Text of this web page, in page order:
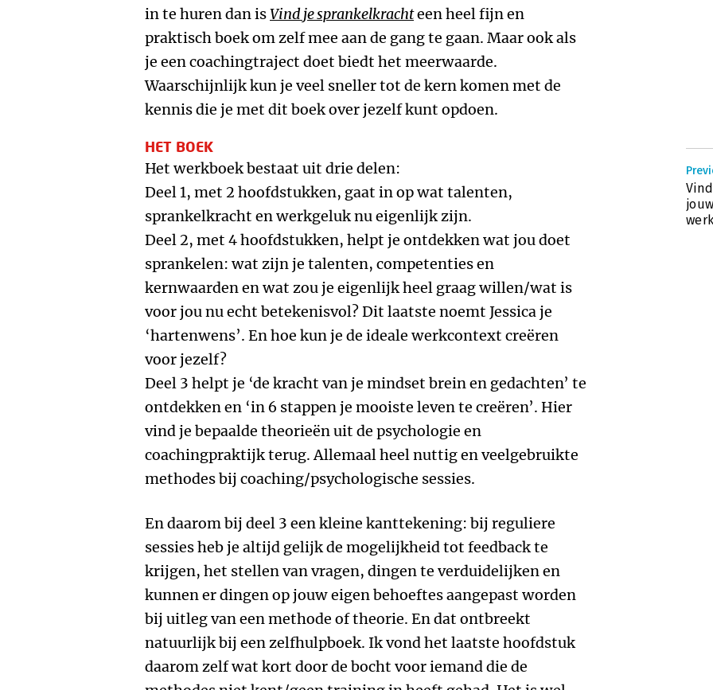
in te huren dan isVind je sprankelkrachteen heel fijn en
praktisch boek om zelf mee aan de gang te gaan. Maar ook als
je een coachingtraject doet biedt het meerwaarde.
Waarschijnlijk kun je veel sneller tot de kern komen met de
kennis die je met dit boek over jezelf kunt opdoen.
HET BOEK
Het werkboek bestaat uit drie delen:
Deel 1, met 2 hoofdstukken, gaat in op wat talenten,
sprankelkracht en werkgeluk nu eigenlijk zijn.
Deel 2, met 4 hoofdstukken, helpt je ontdekken wat jou doet
sprankelen: wat zijn je talenten, competenties en
kernwaarden en wat zou je eigenlijk heel graag willen/wat is
voor jou nu echt betekenisvol? Dit laatste noemt Jessica je
‘hartenwens’. En hoe kun je de ideale werkcontext creëren
voor jezelf?
Deel 3 helpt je ‘de kracht van je mindset brein en gedachten’ te
ontdekken en ‘in 6 stappen je mooiste leven te creëren’. Hier
vind je bepaalde theorieën uit de psychologie en
coachingpraktijk terug. Allemaal heel nuttig en veelgebruikte
methodes bij coaching/psychologische sessies.
En daarom bij deel 3 een kleine kanttekening: bij reguliere
sessies heb je altijd gelijk de mogelijkheid tot feedback te
krijgen, het stellen van vragen, dingen te verduidelijken en
kunnen er dingen op jouw eigen behoeftes aangepast worden
bij uitleg van een methode of theorie. En dat ontbreekt
natuurlijk bij een zelfhulpboek. Ik vond het laatste hoofdstuk
daarom zelf wat kort door de bocht voor iemand die de